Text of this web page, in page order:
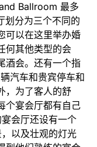
Ballroom 最多
划分为三个不同的
可以在这里举办婚
何其他类型的会
酒会。还有一个指
汽车和贵宾停车和
，为了客人的舒
个宴会厅都有自己
会厅还设有一个
以及壮观的灯光